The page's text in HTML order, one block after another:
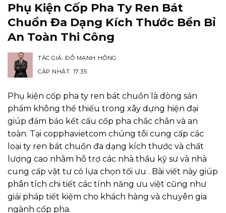
Phụ Kiện Cốp Pha Ty Ren Bát
Chuồn Đa Dạng Kích Thước Bền Bỉ
An Toàn Thi Công
TÁC GIẢ:ĐỖ MẠNH HỒNG
CẬP NHẬT: 17:35
Phụ kiện cốp pha ty ren bát chuồn là dòng sản
phẩm không thể thiếu trong xây dựng hiện đại
giúp đảm bảo kết cấu cốp pha chắc chắn và an
toàn. Tại copphavietcom chúng tôi cung cấp các
loại ty ren bát chuồn đa dạng kích thước và chất
lượng cao nhằm hỗ trợ các nhà thầu kỹ sư và nhà
cung cấp vật tư có lựa chọn tối ưu . Bài viết này giúp
phân tích chi tiết các tính năng ưu việt cũng như
giải pháp tiết kiệm cho khách hàng và chuyên gia
ngành cốp pha.